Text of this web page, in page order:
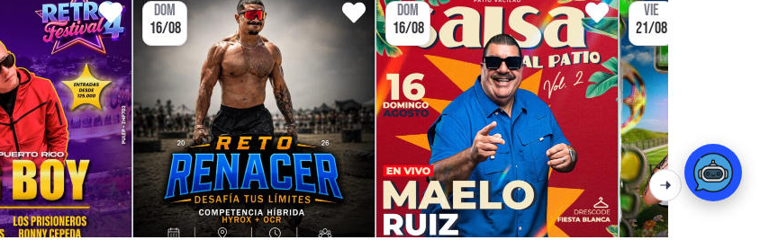
DOM
16/08
DOM
16/08
VIE
21/08